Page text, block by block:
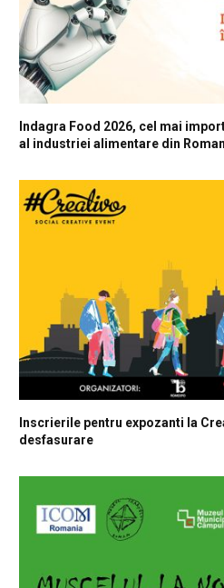
Indagra Food 2026, cel mai
al industriei alimentare din
Inscrierile pentru expozanti la
desfasurare